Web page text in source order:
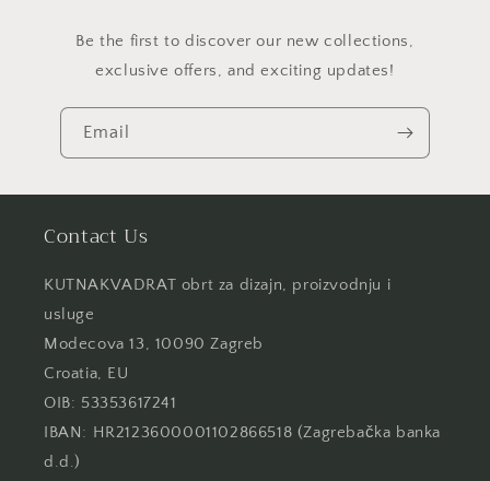
Be the first to discover our new collections,
exclusive offers, and exciting updates!
Email
Contact Us
KUTNAKVADRAT obrt za dizajn, proizvodnju i
usluge
Modecova 13, 10090 Zagreb
Croatia, EU
OIB: 53353617241
IBAN: HR2123600001102866518 (Zagrebačka banka
d.d.)